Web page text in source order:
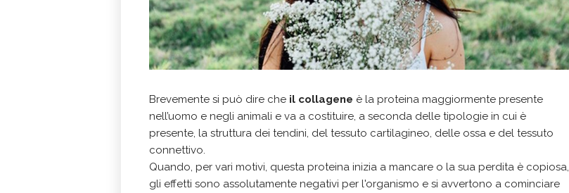
Brevemente si può dire che il collagene è la proteina maggiormente presente
nell’uomo e negli animali e va a costituire, a seconda delle tipologie in cui è
presente, la struttura dei tendini, del tessuto cartilagineo, delle ossa e del tessuto
connettivo.
Quando, per vari motivi, questa proteina inizia a mancare o la sua perdita è copiosa,
gli effetti sono assolutamente negativi per l'organismo e si avvertono a cominciare